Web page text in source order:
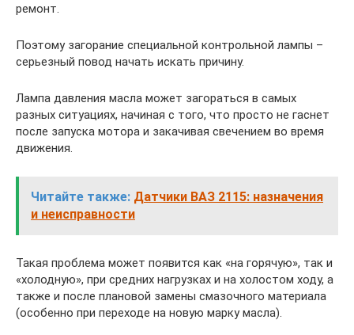
ремонт.
Поэтому загорание специальной контрольной лампы –
серьезный повод начать искать причину.
Лампа давления масла может загораться в самых
разных ситуациях, начиная с того, что просто не гаснет
после запуска мотора и закачивая свечением во время
движения.
Читайте также: Датчики ВАЗ 2115: назначения
и неисправности
Такая проблема может появится как «на горячую», так и
«холодную», при средних нагрузках и на холостом ходу, а
также и после плановой замены смазочного материала
(особенно при переходе на новую марку масла).